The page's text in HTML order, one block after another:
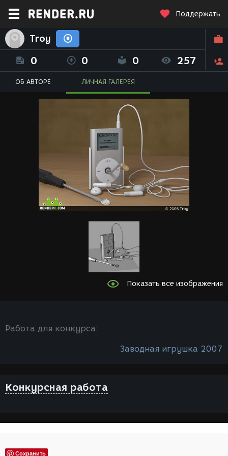
Поддержать
Troy
0 0 0 257
ОБ АВТОРЕ ЛИЧНАЯ ГАЛЕРЕЯ
Показать все изображения
Работа для конкурса:
Заводная игрушка 2007
Конкурсная работа
Сохранить